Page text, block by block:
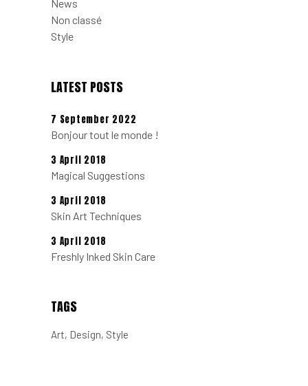
News
Non classé
Style
LATEST POSTS
7 September 2022
Bonjour tout le monde !
3 April 2018
Magical Suggestions
3 April 2018
Skin Art Techniques
3 April 2018
Freshly Inked Skin Care
TAGS
Art Design Style